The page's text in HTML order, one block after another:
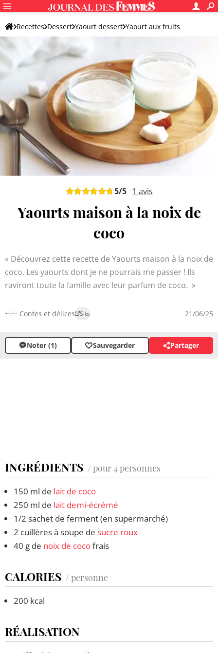
Recettes Dessert Yaourt dessert Yaourt aux fruits
5/5 1 avis
Yaourts maison à la noix de
coco
Découvrez cette recette de Yaourts maison à la noix de
coco. Les yaourts dont je ne pourrais me passer ! Ils
raviront toute la famille avec leur parfum de coco.
Contes et délices Site 21/06/25
Noter (1) Sauvegarder Partager
INGRÉDIENTS / pour 4 personnes
150 ml de lait de coco
250 ml de lait demi-écrémé
1/2 sachet de ferment (en supermarché)
2 cuillères à soupe de sucre roux
40 g de noix de cocofrais
CALORIES / personne
200 kcal
RÉALISATION